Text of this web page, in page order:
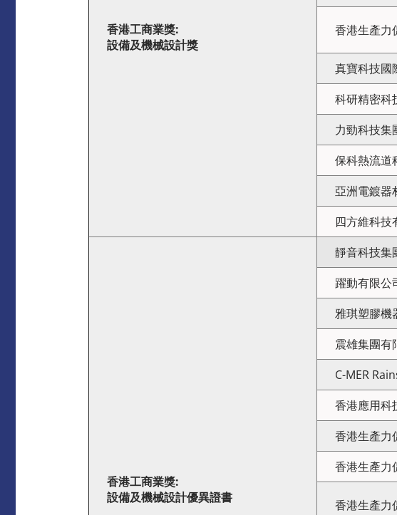
香港工商業獎:
設備及機械設計獎
香港生產力
真寶科技國
科研精密科
力勁科技集
保科熱流道
亞洲電鍍器
四方維科技
香港工商業獎:
設備及機械設計優異證書
靜音科技集
躍動有限公
雅琪塑膠機
震雄集團有
C-MER
香港應用科
香港生產力
香港生產力
香港生產力